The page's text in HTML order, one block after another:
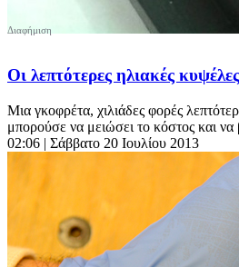
Οι λεπτότερες ηλιακές κυψέλες
Μια γκοφρέτα, χιλιάδες φορές
μπορούσε να μειώσει το κόστος και να
02:06 | Σάββατο 20 Ιουλίου 2013